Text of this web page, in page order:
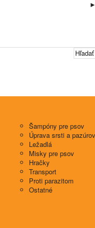
Šampóny pre psov
Úprava srsti a pazúrov
Ležadlá
Misky pre psov
Hračky
Transport
Proti parazitom
Ostatné